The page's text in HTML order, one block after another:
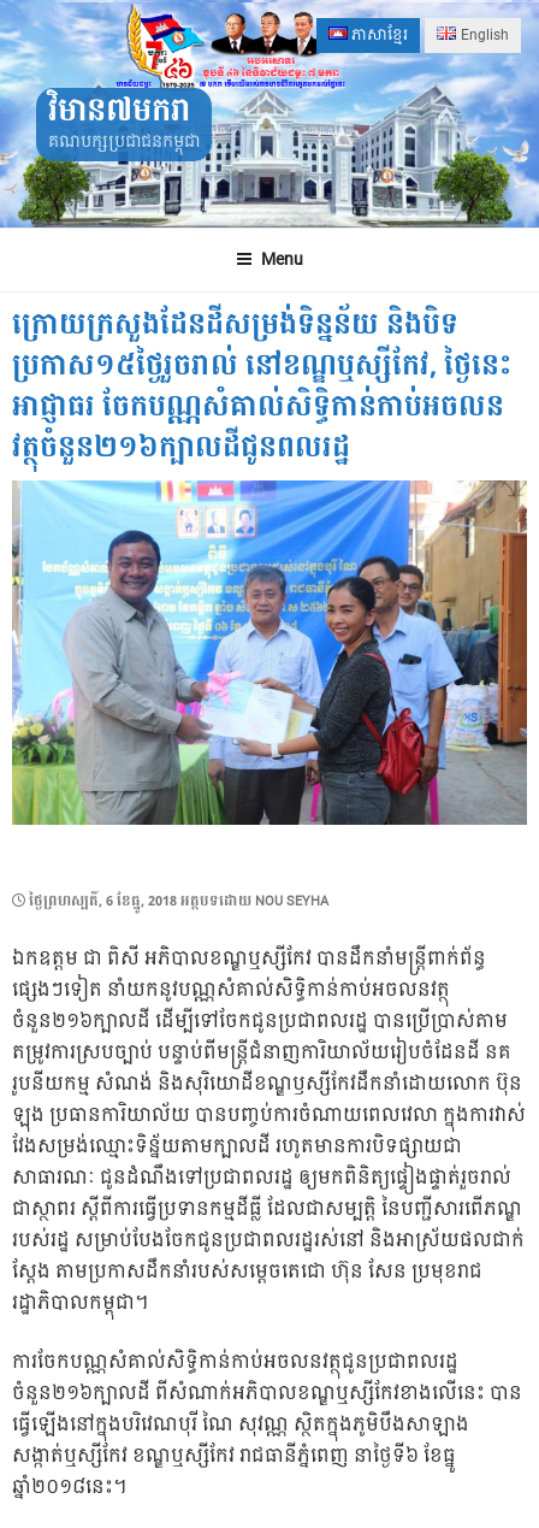
Skip
to
content
ភាសាខ្មែរ English
វិមាន៧មករា
គណបក្សប្រជាជនកម្ពុជា
Menu
ក្រោយក្រសួងដែនដីសម្រង់ទិន្នន័យ និងបិទ
ប្រកាស១៥ថ្ងៃរួចរាល់ នៅខណ្ឌឬស្សីកែវ, ថ្ងៃនេះ
អាជ្ញាធរ ចែកបណ្ណសំគាល់សិទ្ធិកាន់កាប់អចលន
វត្ថុចំនួន២១៦ក្បាលដីជូនពលរដ្ឋ
POSTED
ថ្ងៃ​ព្រហស្បតិ៍, 6 ខែ​ធ្នូ, 2018អត្ថបទដោយ NOU SEYHA
ឯកឧត្តម ជា ពិសី អភិបាលខណ្ឌឬស្សីកែវ បានដឹកនាំមន្ត្រីពាក់ព័ន្ធ
ផ្សេងៗទៀត នាំយកនូវបណ្ណសំគាល់សិទ្ធិកាន់កាប់អចលនវត្ថុ
ចំនួន២១៦ក្បាលដី ដើម្បីទៅចែកជូនប្រជាពលរដ្ឋ បានប្រើប្រាស់តាម
តម្រូវការស្របច្បាប់ បន្ទាប់ពីមន្ត្រីជំនាញការិយាល័យរៀបចំដែនដី នគ
រូបនីយកម្ម សំណង់ និងសុរិយោដីខណ្ឌឫស្សីកែវដឹកនាំដោយលោក ប៊ុន
ឡុង ប្រធានការិយាល័យ បានបញ្ចប់ការចំណាយពេលវេលា ក្នុងការវាស់
វែងសម្រង់ឈ្មោះទិន្ន័យតាមក្បាលដី រហូតមានការបិទផ្សាយជា
សាធារណៈ ជូនដំណឹងទៅប្រជាពលរដ្ឋ ឲ្យមកពិនិត្យផ្ទៀងផ្ទាត់រួចរាល់
ជាស្ថាពរ ស្ដីពីការធ្វើប្រទានកម្មដីធ្លី ដែលជាសម្បត្តិ នៃបញ្ជីសារពើភណ្ឌ
របស់រដ្ឋ សម្រាប់បែងចែកជូនប្រជាពលរដ្ឋរស់នៅ និងអាស្រ័យផលជាក់
ស្ដែង តាមប្រកាសដឹកនាំរបស់សម្ដេចតេជោ ហ៊ុន សែន ប្រមុខរាជ
រដ្ឋាភិបាលកម្ពុជា។
ការចែកបណ្ណសំគាល់សិទ្ធិកាន់កាប់អចលនវត្ថុជូនប្រជាពលរដ្ឋ
ចំនួន២១៦ក្បាលដី ពីសំណាក់អភិបាលខណ្ឌឬស្សីកែវខាងលើនេះ បាន
ធ្វើឡើងនៅក្នុងបរិវេណបុរី ណៃ សុវណ្ណ ស្ថិតក្នុងភូមិបឹងសាឡាង
សង្កាត់ឬស្សីកែវ ខណ្ឌឬស្សីកែវ រាជធានីភ្នំពេញ នាថ្ងៃទី៦ ខែធ្នូ
ឆ្នាំ២០១៨នេះ។